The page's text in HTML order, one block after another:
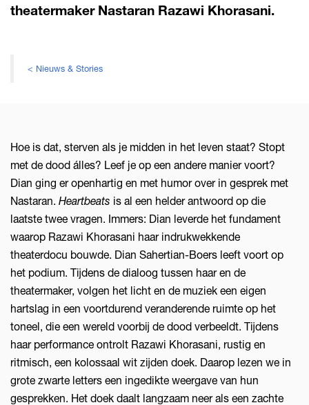
theatermaker Nastaran Razawi Khorasani.
< Nieuws & Stories
Hoe is dat, sterven als je midden in het leven staat? Stopt
met de dood álles? Leef je op een andere manier voort?
Dian ging er openhartig en met humor over in gesprek met
Nastaran. Heartbeats is al een helder antwoord op die
laatste twee vragen. Immers: Dian leverde het fundament
waarop Razawi Khorasani haar indrukwekkende
theaterdocu bouwde. Dian Sahertian-Boers leeft voort op
het podium. Tijdens de dialoog tussen haar en de
theatermaker, volgen het licht en de muziek een eigen
hartslag in een voortdurend veranderende ruimte op het
toneel, die een wereld voorbij de dood verbeeldt. Tijdens
haar performance ontrolt Razawi Khorasani, rustig en
ritmisch, een kolossaal wit zijden doek. Daarop lezen we in
grote zwarte letters een ingedikte weergave van hun
gesprekken. Het doek daalt langzaam neer als een zachte